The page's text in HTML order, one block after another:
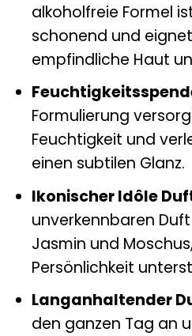
alkoholfreie Formel
schonend und
empfindliche Haut
Formulierung
Feuchtigkeit und
einen subtilen Glanz.
Ikonischer Idôle
unverkennbaren
Jasmin und
Persönlichkeit
Langanhaltender
den ganzen Tag an